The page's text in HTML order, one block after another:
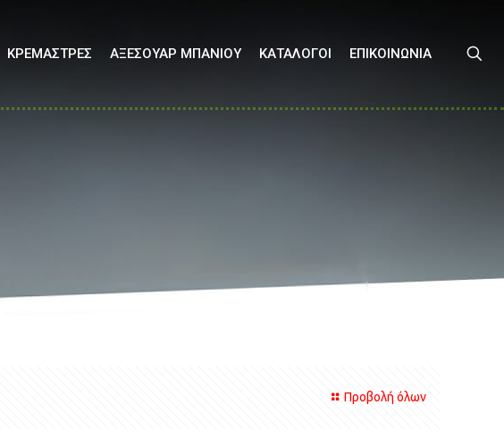
ΚΡΕΜΑΣΤΡΕΣ ΑΞΕΣΟΥΑΡ ΜΠΑΝΙΟΥ ΚΑΤΑΛΟΓΟΙ ΕΠΙΚΟΙΝΩΝΙΑ
Προβολή όλων